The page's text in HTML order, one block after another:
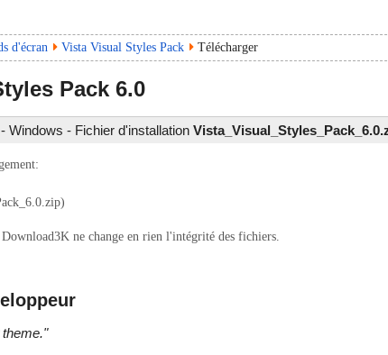
d'écran Vista Visual Styles Pack Télécharger
Pack 6.0
- Windows - Fichier d'installation
ne change en rien l'intégrité des fichiers.
"